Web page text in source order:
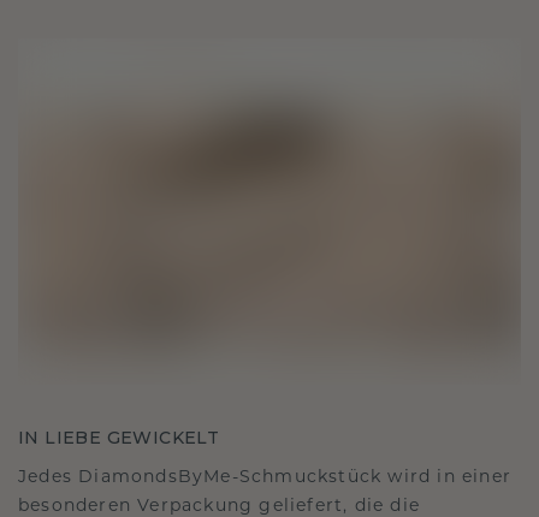
IN LIEBE GEWICKELT
Jedes DiamondsByMe-Schmuckstück wird in einer
besonderen Verpackung geliefert, die die